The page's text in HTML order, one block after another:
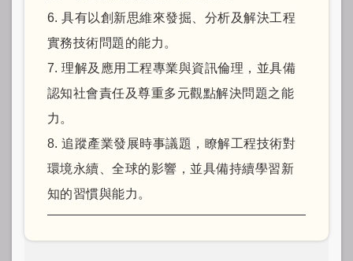
6. 具有以創新思維來發掘、分析及解決工程
實務技術問題的能力。
7. 理解及應用工程專業與資訊倫理，並具備
認知社會責任及尊重多元觀點解決問題之能
力。
8. 追蹤產業發展時事議題，瞭解工程技術對
環境永續、全球的影響，並具備持續學習新
知的習慣與能力。